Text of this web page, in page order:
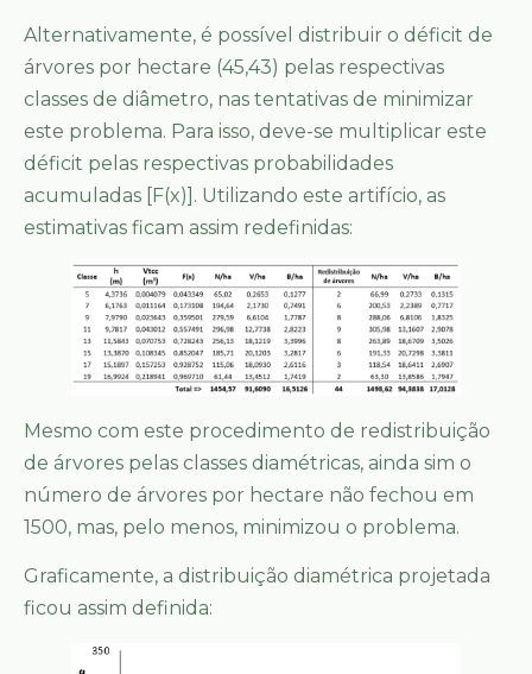
Alternativamente, é possível distribuir o déficit de
árvores por hectare (45,43) pelas respectivas
classes de diâmetro, nas tentativas de minimizar
este problema. Para isso, deve-se multiplicar este
déficit pelas respectivas probabilidades
acumuladas [F(x)]. Utilizando este artifício, as
estimativas ficam assim redefinidas:
Mesmo com este procedimento de redistribuição
de árvores pelas classes diamétricas, ainda sim o
número de árvores por hectare não fechou em
1500, mas, pelo menos, minimizou o problema.
Graficamente, a distribuição diamétrica projetada
ficou assim definida: